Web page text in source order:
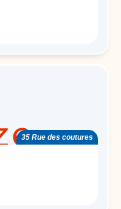
35 Rue des coutures